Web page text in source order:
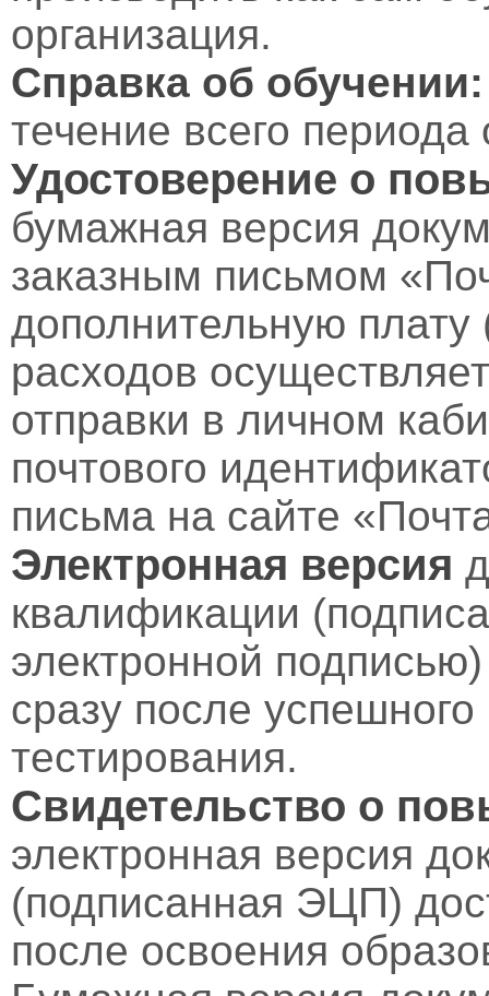
организация.
Справка об обучении:
течение всего периода
Удостоверение о
бумажная версия
заказным письмом
дополнительную
расходов
отправки в личном
почтового
письма на сайте
Электронная версия
квалификации
электронной
сразу после
тестирования.
Свидетельство о
электронная версия
(подписанная ЭЦП)
после освоения